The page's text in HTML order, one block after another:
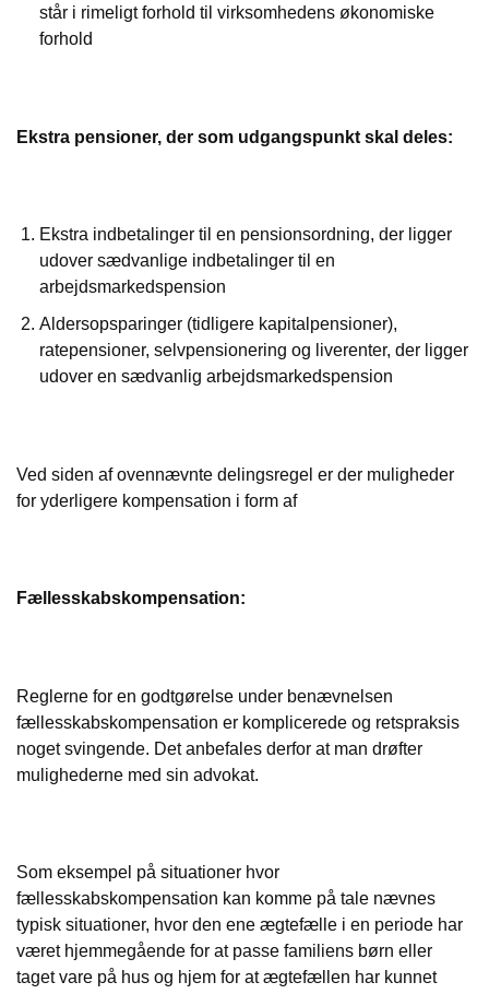
står i rimeligt forhold til virksomhedens økonomiske
forhold
Ekstra pensioner, der som udgangspunkt skal deles:
Ekstra indbetalinger til en pensionsordning, der ligger
udover sædvanlige indbetalinger til en
arbejdsmarkedspension
Aldersopsparinger (tidligere kapitalpensioner),
ratepensioner, selvpensionering og liverenter, der ligger
udover en sædvanlig arbejdsmarkedspension
Ved siden af ovennævnte delingsregel er der muligheder
for yderligere kompensation i form af
Fællesskabskompensation:
Reglerne for en godtgørelse under benævnelsen
fællesskabskompensation er komplicerede og retspraksis
noget svingende. Det anbefales derfor at man drøfter
mulighederne med sin advokat.
Som eksempel på situationer hvor
fællesskabskompensation kan komme på tale nævnes
typisk situationer, hvor den ene ægtefælle i en periode har
været hjemmegående for at passe familiens børn eller
taget vare på hus og hjem for at ægtefællen har kunnet